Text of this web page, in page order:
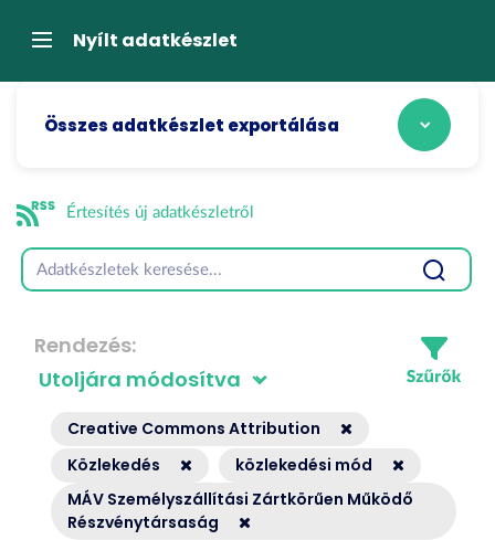
átugrásaNavigációNyílt adatkészlet
Összes adatkészlet exportálása
Értesítés új adatkészletről
Rendezés
Creative Commons Attribution
Közlekedés
közlekedési mód
MÁV Személyszállítási Zártkörűen Működő
Részvénytársaság